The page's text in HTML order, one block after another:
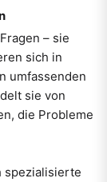
– sie
sich in
umfassenden
sie von
die Probleme
spezialisierte